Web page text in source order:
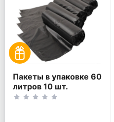
Пакеты в упаковке 60
литров 10 шт.
(10шт*5рул)